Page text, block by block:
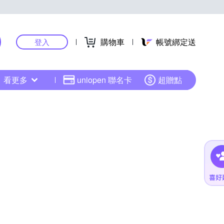
登入 購物車 帳號綁定送
看更多 uniopen 聯名卡 超贈點